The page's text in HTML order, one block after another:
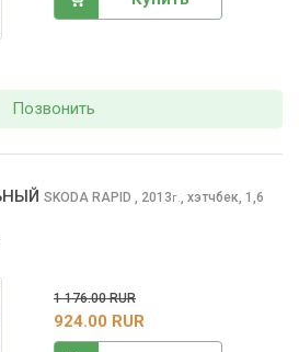
Позвонить
SKODA RAPID , 2013г.
хэтчбек, 1,6
1 176.00 RUR
924.00 RUR